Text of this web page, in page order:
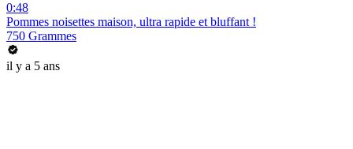
0:48
Pommes noisettes maison, ultra rapide et bluffant !
750 Grammes
il y a 5 ans